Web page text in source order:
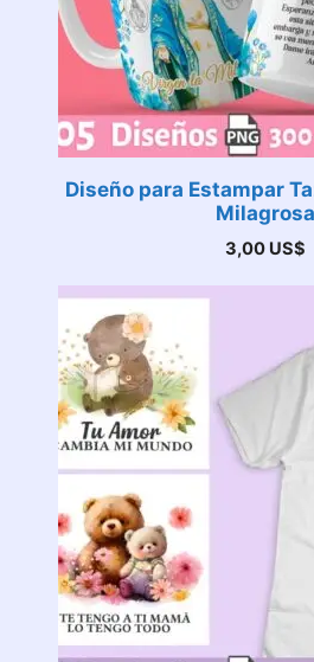
Diseño para Estampar
Milagrosa
3,00 US$